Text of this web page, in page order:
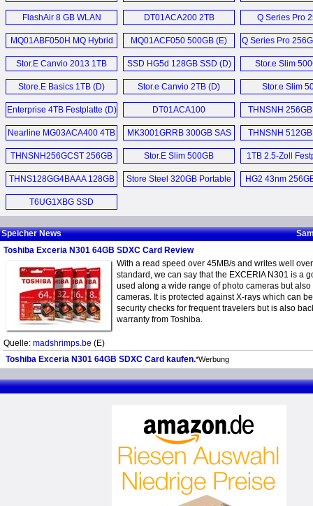
32GB (D)
1TB, Slim
My Passport
FlashAir 8 GB WLAN
SDHC (D)
DT01ACA200 2TB
Festplatten (D)
Q Series Pro
SSD (D)
MQ01ABF050H MQ Hybrid
Drive 500 GB SSHD (D)
MQ01ACF050 500GB (E) Q Series Pro
Stor.E Canvio 2013 1TB
HDD (D)
SSD HG5d 128GB SSD (D) Stor.e Slim
Store.E Basics 1TB (D) Stor.e Canvio 2TB (D)
Stor.e Slim
Festplatten
Enterprise 4TB Festplatte (D)
DT01ACA100
Festplatten (D)
THNSNH
Nearline MG03ACA400 4TB
SATA3 HDD (E)
MK3001GRRB 300GB SAS
HDD (E)
THNSNH
THNSNH256GCST 256GB
SSD (E)
Stor.E Slim 500GB
Festplatte (D)
1TB 2.5-Zoll
THNS128GG4BAAA 128GB
SSD (E)
Store Steel 320GB Portable
HG2 43nm
T6UG1XBG SSD
Controller (E)
Speicher News
Toshiba Exceria N301 64GB SDXC Card Review
With a read speed over 45MB/s and writes well
standard, we can say that the EXCERIA N301 is a
used along a wide range of photo cameras but
cameras. It is protected against X-rays which can
security checks for frequent travelers but is also
warranty from Toshiba.
Quelle: madshrimps.be (E)
Toshiba Exceria N301 64GB SDXC Card kaufen.*Werbung